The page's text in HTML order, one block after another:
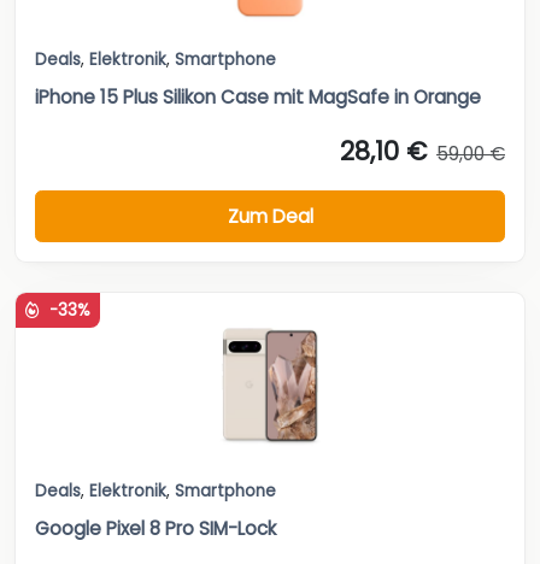
Deals, Elektronik, Smartphone
iPhone 15 Plus Silikon Case mit MagSafe in Orange
28,10 € 59,00 €
Zum Deal
-33%
Deals, Elektronik, Smartphone
Google Pixel 8 Pro SIM-Lock